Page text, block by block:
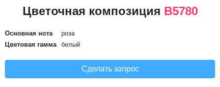
Цветочная композиция В5780
Основная нота
роза
Цветовая гамма
белый
Сделать запрос